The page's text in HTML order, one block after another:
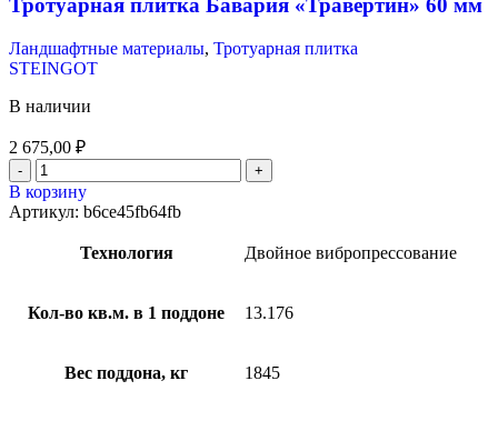
Тротуарная плитка Бавария «Травертин» 60 мм
Ландшафтные материалы, Тротуарная плитка
STEINGOT
В наличии
2 675,00 ₽
В корзину
Артикул: b6ce45fb64fb
Технология Двойное вибропрессование
Кол-во кв.м. в 1 поддоне 13.176
Вес поддона, кг 1845